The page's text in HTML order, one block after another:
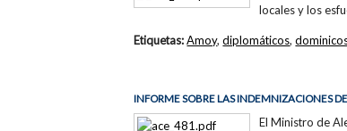
locales y los
Etiquetas:Amoy,diplomáticos,
INFORME SOBRE LAS INDEMNIZACIONES
El Ministro de